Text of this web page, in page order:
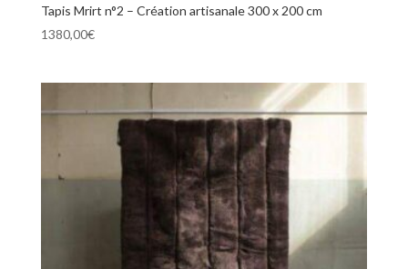
Tapis Mrirt n°2 – Création artisanale 300 x 200 cm
1380,00€